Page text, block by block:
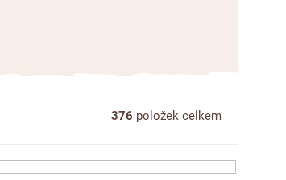
376 položek celkem